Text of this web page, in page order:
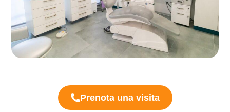
Prenota una visita